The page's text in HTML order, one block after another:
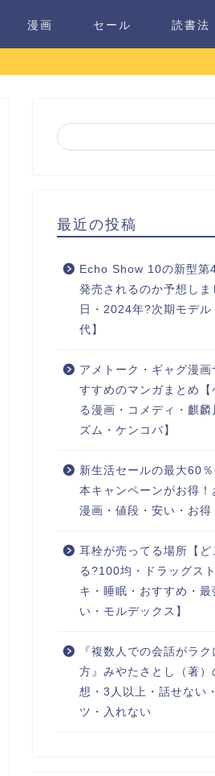
漫画 セール 読書法
最近の投稿
Echo Show 10の新型第
発売されるのか予想しま
日・2024年?次期モデル
代】
アメトーク・ギャグ漫画
すすめのマンガまとめ【
る漫画・コメディ・麒麟
ズム・ケンコバ】
新生活セールの最大60
本キャンペーンがお得！
漫画・値段・安い・お得
耳栓が売ってる場所【ど
る?100均・ドラッグス
キ・睡眠・おすすめ・最
い・モルデックス】
『複数人での会話がラク
方』みやたさとし（著）
想・3人以上・話せない
ツ・入れない